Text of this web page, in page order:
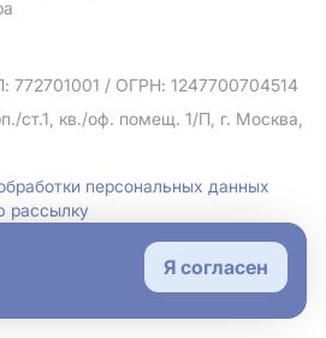
772701001 / ОГРН: 1247700704514
ст.1, кв./оф. помещ. 1/П, г. Москва,
персональных данных
рассылку
Я согласен